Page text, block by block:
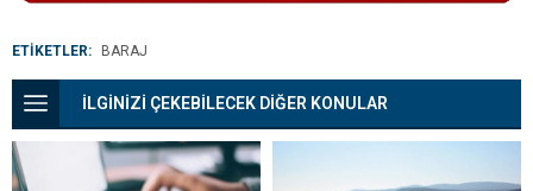
ETİKETLER: BARAJ
İLGİNİZİ ÇEKEBİLECEK DİĞER KONULAR